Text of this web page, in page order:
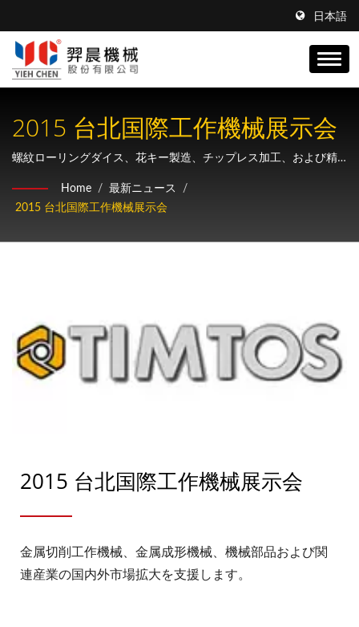
日本語
2015 台北国際工作機械展示会
螺紋ローリングダイス、花キー製造、チップレス加工、および精
Home / 最新ニュース
/
2015 台北国際工作機械展示会
2015 台北国際工作機械展示会
金属切削工作機械、金属成形機械、機械部品および関
連産業の国内外市場拡大を支援します。